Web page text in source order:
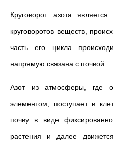
Круговорот азота
круговоротов веществ,
часть его цикла
напрямую связана с почвой.
Азот из атмосферы, где
элементом, поступает в
почву в виде
растения и далее